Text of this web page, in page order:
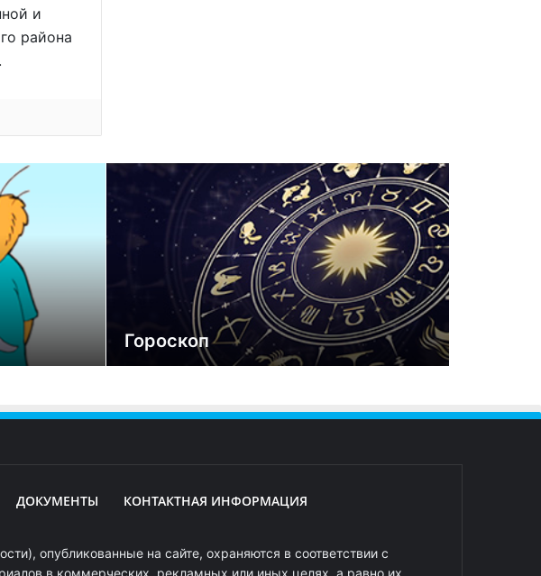
и
района
Гороскоп
ДОКУМЕНТЫ КОНТАКТНАЯ ИНФОРМАЦИЯ
опубликованные на сайте, охраняются в соответствии с
в коммерческих, рекламных или иных целях, а равно их